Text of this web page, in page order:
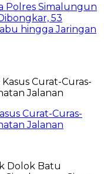
Polres Simalungun
53
hingga Jaringan
Curat-Curas-
Jalanan